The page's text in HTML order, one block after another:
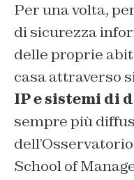
Per una volta,
di sicurezza
delle proprie
casa attraverso
IP e sistemi di
sempre più
School of